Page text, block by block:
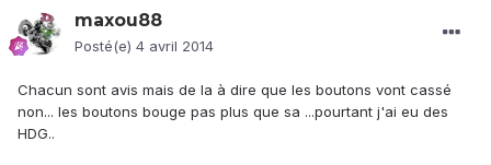
maxou88
Posté(e) 4 avril 2014
Chacun sont avis mais de la à dire que les boutons vont cassé
non... les boutons bouge pas plus que sa ...pourtant j'ai eu des
HDG..